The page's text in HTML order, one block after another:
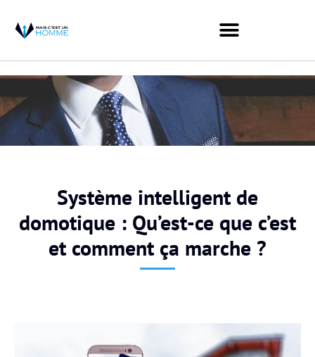
Système intelligent de
domotique : Qu’est-ce que c’est
et comment ça marche ?